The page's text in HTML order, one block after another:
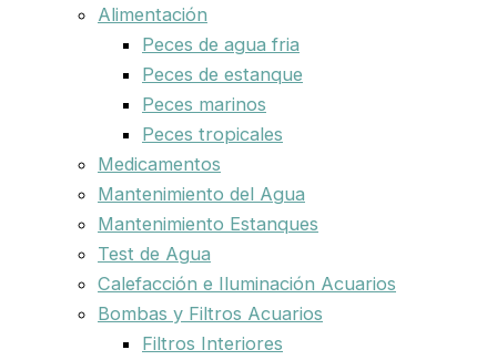
Alimentación
Peces de agua fria
Peces de estanque
Peces marinos
Peces tropicales
Medicamentos
Mantenimiento del Agua
Mantenimiento Estanques
Test de Agua
Calefacción e Iluminación Acuarios
Bombas y Filtros Acuarios
Filtros Interiores